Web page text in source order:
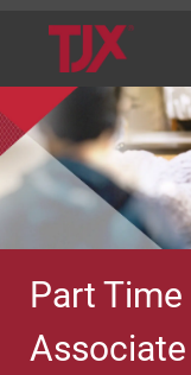
Part
Associate